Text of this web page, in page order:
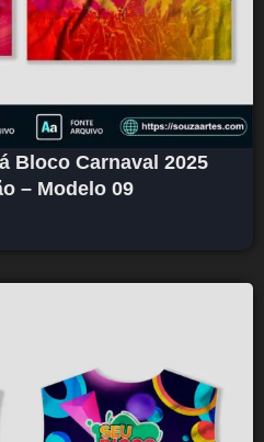
Bloco Carnaval 2025
– Modelo 09